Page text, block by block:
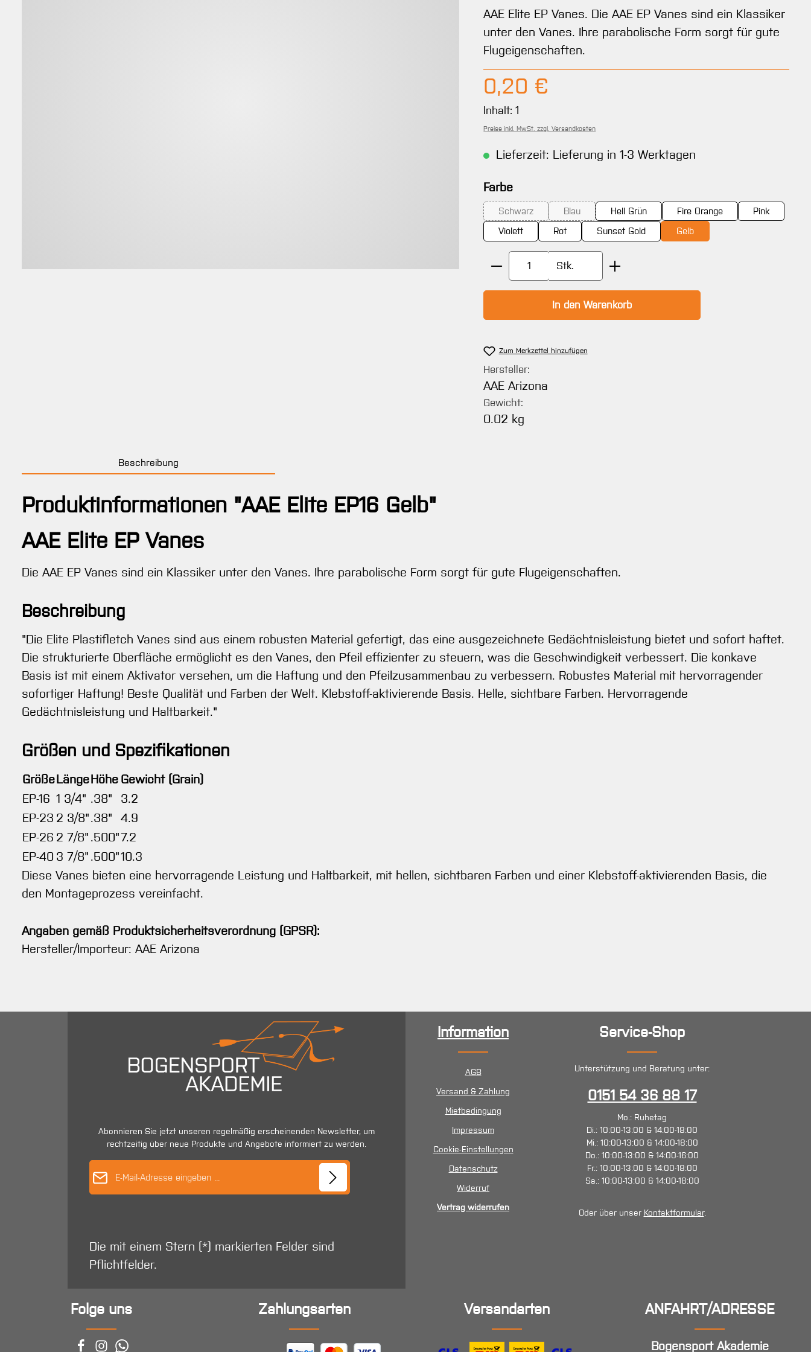
AAE Elite EP Vanes. Die AAE EP Vanes sind ein Klassiker
unter den Vanes. Ihre parabolische Form sorgt für gute
Flugeigenschaften.
Regulärer Preis:
0,20 €
Inhalt:1
Preise inkl. MwSt. zzgl. Versandkosten
Lieferzeit: Lieferung in 1-3 Werktagen
Farbeauswählen
Schwarz
(Diese Option ist zurzeit nicht verfügbar.)
Blau
(Diese Option ist zurzeit nicht verfügbar.)
Hell Grün Fire Orange
Pink
Violett
Rot Sunset Gold Gelb
Produkt Anzahl: Gib den gewünschten Wert ein
Stk.
In den Warenkorb
Zum Merkzettel hinzufügen
Hersteller:
AAE Arizona
Gewicht:
0.02 kg
Beschreibung
Produktinformationen "AAE Elite EP16 Gelb"
AAE Elite EP Vanes
Die AAE EP Vanes sind ein Klassiker unter den Vanes. Ihre parabolische Form sorgt für gute Flugeigenschaften.
Beschreibung
"Die Elite Plastifletch Vanes sind aus einem robusten Material gefertigt, das eine ausgezeichnete Gedächtnisleistung bietet und sofort haftet.
Die strukturierte Oberfläche ermöglicht es den Vanes, den Pfeil effizienter zu steuern, was die Geschwindigkeit verbessert. Die konkave
Basis ist mit einem Aktivator versehen, um die Haftung und den Pfeilzusammenbau zu verbessern. Robustes Material mit hervorragender
sofortiger Haftung! Beste Qualität und Farben der Welt. Klebstoff-aktivierende Basis. Helle, sichtbare Farben. Hervorragende
Gedächtnisleistung und Haltbarkeit."
Größen und Spezifikationen
GrößeLängeHöhe Gewicht (Grain)
EP-16 1 3/4" .38"
3.2
EP-23 2 3/8".38" 4.9
EP-26 2 7/8" .500"7.2
EP-40 3 7/8" .500"10.3
Diese Vanes bieten eine hervorragende Leistung und Haltbarkeit, mit hellen, sichtbaren Farben und einer Klebstoff-aktivierenden Basis, die
den Montageprozess vereinfacht.
Angaben gemäß Produktsicherheitsverordnung (GPSR):
Hersteller/Importeur: AAE Arizona
Abonnieren Sie jetzt unseren regelmäßig erscheinenden Newsletter, um
rechtzeitig über neue Produkte und Angebote informiert zu werden.
Die mit einem Stern (*) markierten Felder sind
Pflichtfelder.
Information
AGB
Versand & Zahlung
Mietbedingung
Impressum
Cookie-Einstellungen
Datenschutz
Widerruf
Vertrag widerrufen
Service-Shop
Unterstützung und Beratung unter:
0151 54 36 88 17
Mo.: Ruhetag
Di.: 10:00-13:00 & 14:00-18:00
Mi.: 10:00-13:00 & 14:00-18:00
Do.: 10:00-13:00 & 14:00-16:00
Fr.: 10:00-13:00 & 14:00-18:00
Sa.: 10:00-13:00 & 14:00-18:00
Oder über unser Kontaktformular.
Folge uns Zahlungsarten Versandarten ANFAHRT/ADRESSE
Bogensport Akademie